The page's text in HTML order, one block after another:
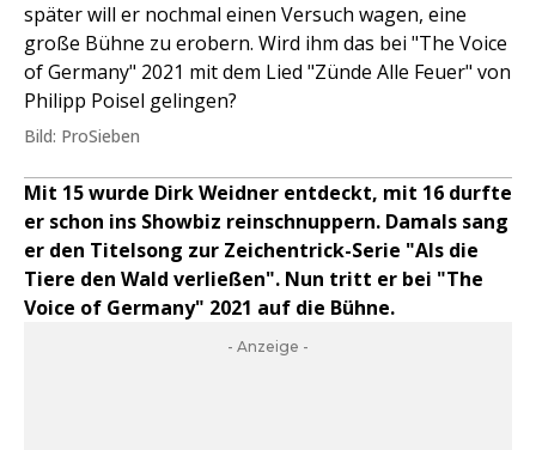
später will er nochmal einen Versuch wagen, eine
große Bühne zu erobern. Wird ihm das bei "The Voice
of Germany" 2021 mit dem Lied "Zünde Alle Feuer" von
Philipp Poisel gelingen?
Bild: ProSieben
Mit 15 wurde Dirk Weidner entdeckt, mit 16 durfte
er schon ins Showbiz reinschnuppern. Damals sang
er den Titelsong zur Zeichentrick-Serie "Als die
Tiere den Wald verließen". Nun tritt er bei "The
Voice of Germany" 2021 auf die Bühne.
- Anzeige -